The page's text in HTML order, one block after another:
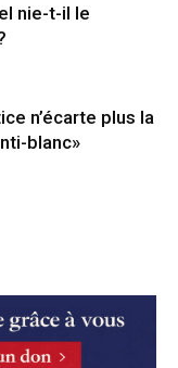
nie-t-il le
n’écarte plus la
blanc»